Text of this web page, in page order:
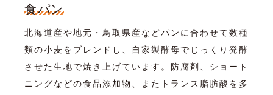
食パン
北海道産や地元・鳥取県産などパンに合わせて数種
類の小麦をブレンドし、自家製酵母でじっくり発酵
させた生地で焼き上げています。防腐剤、ショート
ニングなどの食品添加物、またトランス脂肪酸を多